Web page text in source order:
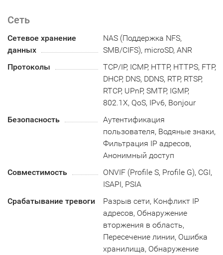
Сеть
Сетевое хранение
данных
NAS (Поддержка NFS,
SMB/CIFS), microSD, ANR
Протоколы
TCP/IP, ICMP, HTTP, HTTPS, FTP,
DHCP, DNS, DDNS, RTP, RTSP,
RTCP, UPnP, SMTP, IGMP,
802.1X, QoS, IPv6, Bonjour
Безопасность
Аутентификация
пользователя, Водяные знаки,
Фильтрация IP адресов,
Анонимный доступ
Совместимость
ONVIF (Profile S, Profile G), CGI,
ISAPI, PSIA
Срабатывание тревоги
Разрыв сети, Конфликт IP
адресов, Обнаружение
вторжения в область,
Пересечение линии, Ошибка
хранилища, Обнаружение